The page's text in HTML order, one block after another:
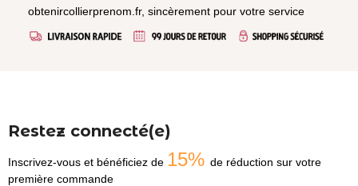
obtenircollierprenom.fr, sincèrement pour votre service
Restez connecté(e)
Inscrivez-vous et bénéficiez de 15% de réduction sur votre
première commande